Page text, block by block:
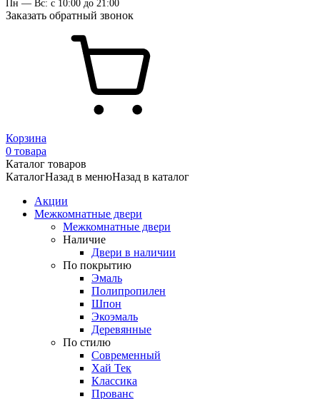
Пн — Вс: с 10:00 до 21:00
Заказать обратный звонок
Корзина
0 товара
Каталог товаров
КаталогНазад в менюНазад в каталог
Акции
Межкомнатные двери
Межкомнатные двери
Наличие
Двери в наличии
По покрытию
Эмаль
Полипропилен
Шпон
Экоэмаль
Деревянные
По стилю
Современный
Хай Тек
Классика
Прованс